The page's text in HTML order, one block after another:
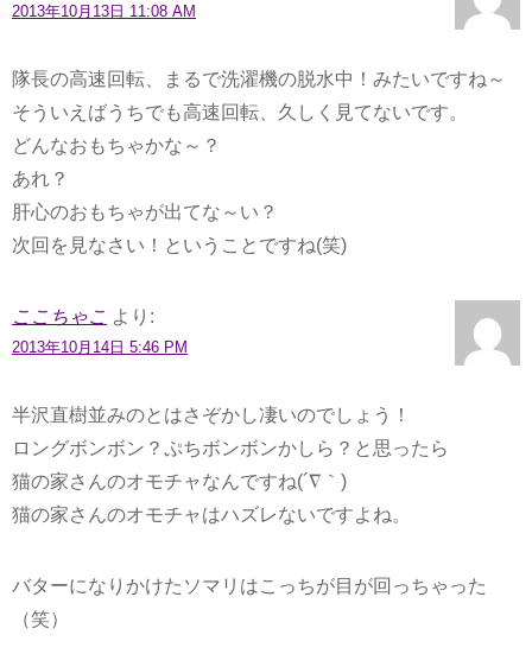
2013年10月13日 11:08 AM
隊長の高速回転、まるで洗濯機の脱水中！みたいですね～
そういえばうちでも高速回転、久しく見てないです。
どんなおもちゃかな～？
あれ？
肝心のおもちゃが出てな～い？
次回を見なさい！ということですね(笑)
ここちゃこ より:
2013年10月14日 5:46 PM
半沢直樹並みのとはさぞかし凄いのでしょう！
ロングボンボン？ぷちボンボンかしら？と思ったら
猫の家さんのオモチャなんですね(´∇｀)
猫の家さんのオモチャはハズレないですよね。
バターになりかけたソマリはこっちが目が回っちゃった
（笑）